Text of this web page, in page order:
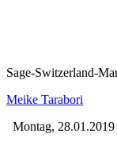
Sage-Switzerland-
Meike Tarabori
Montag, 28.01.2019